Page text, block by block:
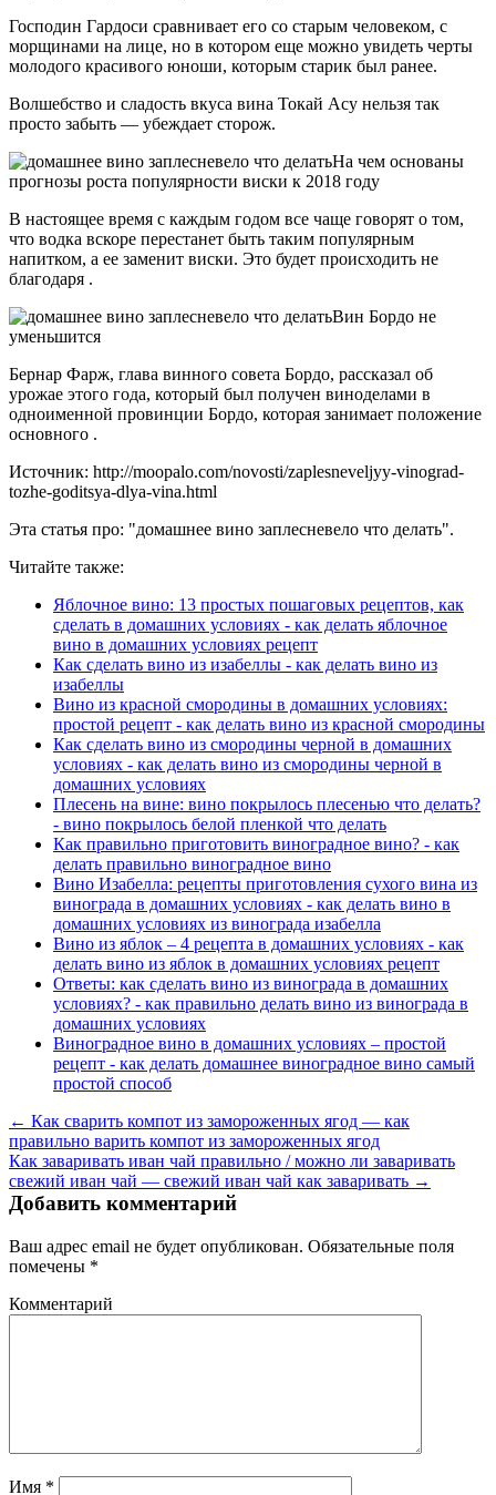
Господин Гардоси сравнивает его со старым человеком, с
морщинами на лице, но в котором еще можно увидеть черты
молодого красивого юноши, которым старик был ранее.
Волшебство и сладость вкуса вина Токай Асу нельзя так
просто забыть — убеждает сторож.
На чем основаны
прогнозы роста популярности виски к 2018 году
В настоящее время с каждым годом все чаще говорят о том,
что водка вскоре перестанет быть таким популярным
напитком, а ее заменит виски. Это будет происходить не
благодаря .
Вин Бордо не
уменьшится
Бернар Фарж, глава винного совета Бордо, рассказал об
урожае этого года, который был получен виноделами в
одноименной провинции Бордо, которая занимает положение
основного .
Источник: http://moopalo.com/novosti/zaplesneveljyy-vinograd-
tozhe-goditsya-dlya-vina.html
Эта статья про: "домашнее вино заплесневело что делать".
Читайте также:
Яблочное вино: 13 простых пошаговых рецептов, как
сделать в домашних условиях - как делать яблочное
вино в домашних условиях рецепт
Как сделать вино из изабеллы - как делать вино из
изабеллы
Вино из красной смородины в домашних условиях:
простой рецепт - как делать вино из красной смородины
Как сделать вино из смородины черной в домашних
условиях - как делать вино из смородины черной в
домашних условиях
Плесень на вине: вино покрылось плесенью что делать?
- вино покрылось белой пленкой что делать
Как правильно приготовить виноградное вино? - как
делать правильно виноградное вино
Вино Изабелла: рецепты приготовления сухого вина из
винограда в домашних условиях - как делать вино в
домашних условиях из винограда изабелла
Вино из яблок – 4 рецепта в домашних условиях - как
делать вино из яблок в домашних условиях рецепт
Ответы: как сделать вино из винограда в домашних
условиях? - как правильно делать вино из винограда в
домашних условиях
Виноградное вино в домашних условиях – простой
рецепт - как делать домашнее виноградное вино самый
простой способ
← Как сварить компот из замороженных ягод — как
правильно варить компот из замороженных ягод
Как заваривать иван чай правильно / можно ли заваривать
свежий иван чай — свежий иван чай как заваривать →
Добавить комментарий
Ваш адрес email не будет опубликован. Обязательные поля
помечены *
Комментарий
Имя *